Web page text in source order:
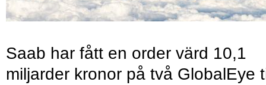
Saab har fått en order värd 10,1
miljarder kronor på två GlobalEye